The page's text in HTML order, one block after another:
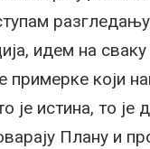
идем на
примерке који
је истина, то је
Плану и